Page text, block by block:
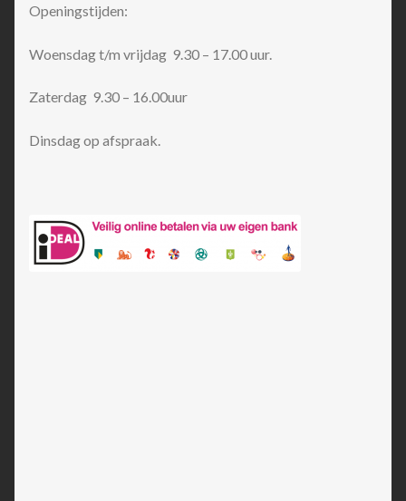
Openingstijden:
Woensdag t/m vrijdag 9.30 – 17.00 uur.
Zaterdag 9.30 – 16.00uur
Dinsdag op afspraak.